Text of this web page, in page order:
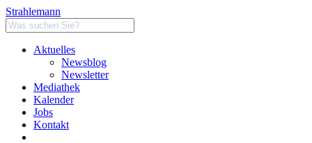
Strahlemann
Aktuelles
Newsblog
Newsletter
Mediathek
Kalender
Jobs
Kontakt